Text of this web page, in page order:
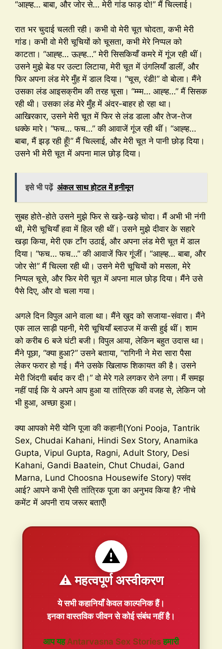
“आह्ह… बाबा, और जोर से… मेरी गांड फाड़ दो!” मैं चिल्लाई।
रात भर चुदाई चलती रही। कभी वो मेरी चूत चोदता, कभी मेरी
गांड। कभी वो मेरी चूचियों को चूसता, कभी मेरे निप्पल को
काटता। “आह्ह… ऊह्ह…” मेरी सिसकियाँ कमरे में गूंज रही थीं।
उसने मुझे बेड पर उल्टा लिटाया, मेरी चूत में उंगलियाँ डालीं, और
फिर अपना लंड मेरे मुँह में डाल दिया। “चूस, रंडी!” वो बोला। मैंने
उसका लंड आइसक्रीम की तरह चूसा। “म्म्म… आह्ह…” मैं सिसक
रही थी। उसका लंड मेरे मुँह में अंदर-बाहर हो रहा था।
आखिरकार, उसने मेरी चूत में फिर से लंड डाला और तेज-तेज
धक्के मारे। “फच… फच…” की आवाजें गूंज रही थीं। “आह्ह…
बाबा, मैं झड़ रही हूँ!” मैं चिल्लाई, और मेरी चूत ने पानी छोड़ दिया।
उसने भी मेरी चूत में अपना माल छोड़ दिया।
इसे भी पढ़ें अंकल साथ होटल में हनीमून
सुबह होते-होते उसने मुझे फिर से खड़े-खड़े चोदा। मैं अभी भी नंगी
थी, मेरी चूचियाँ हवा में हिल रही थीं। उसने मुझे दीवार के सहारे
खड़ा किया, मेरी एक टाँग उठाई, और अपना लंड मेरी चूत में डाल
दिया। “फच… फच…” की आवाजें फिर गूंजीं। “आह्ह… बाबा, और
जोर से!” मैं चिल्ला रही थी। उसने मेरी चूचियों को मसला, मेरे
निप्पल चूसे, और फिर मेरी चूत में अपना माल छोड़ दिया। मैंने उसे
पैसे दिए, और वो चला गया।
अगले दिन विपुल आने वाला था। मैंने खुद को सजाया-संवारा। मैंने
एक लाल साड़ी पहनी, मेरी चूचियाँ ब्लाउज में कसी हुई थीं। शाम
को करीब 6 बजे घंटी बजी। विपुल आया, लेकिन बहुत उदास था।
मैंने पूछा, “क्या हुआ?” उसने बताया, “रागिनी ने मेरा सारा पैसा
लेकर फरार हो गई। मैंने उसके खिलाफ शिकायत की है। उसने
मेरी जिंदगी बर्बाद कर दी।” वो मेरे गले लगकर रोने लगा। मैं समझ
नहीं पाई कि ये अपने आप हुआ या तांत्रिक की वजह से, लेकिन जो
भी हुआ, अच्छा हुआ।
क्या आपको मेरी योनि पूजा की कहानी(Yoni Pooja, Tantrik
Sex, Chudai Kahani, Hindi Sex Story, Anamika
Gupta, Vipul Gupta, Ragni, Adult Story, Desi
Kahani, Gandi Baatein, Chut Chudai, Gand
Marna, Lund Choosna Housewife Story) पसंद
आई? आपने कभी ऐसी तांत्रिक पूजा का अनुभव किया है? नीचे
कमेंट में अपनी राय जरूर बताएँ!
⚠️
⚠️ महत्वपूर्ण अस्वीकरण
ये सभी कहानियाँकेवल काल्पनिकहैं।
इनका वास्तविक जीवन से कोई संबंध नहीं है।
आप यहAntarvasna Sex Storiesहमारी